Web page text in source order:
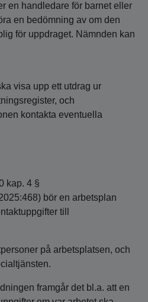
en handledare för barnet eller
en bedömning av om den
för uppdraget. Nämnden kan
visa upp ett utdrag ur
och
kontakta eventuella
kap. 4 §
bör en arbetsplan
till
på arbetsplatsen, och
framgår det bl.a. att en